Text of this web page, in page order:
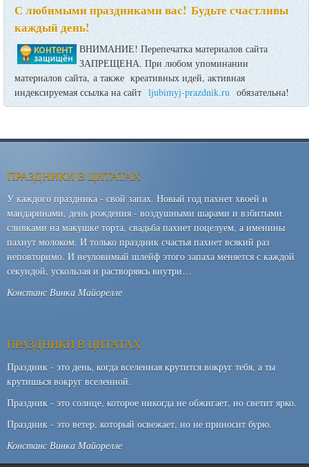
С любимыми праздниками вас! Будьте счастливы
каждый день!
ВНИМАНИЕ! Перепечатка материалов сайта
ЗАПРЕЩЕНА. При любом упоминании
материалов сайта, а также креативных идей, активная
индексируемая ссылка на сайт ljubimyj-prazdnik.ruобязательна!
ПРАЗДНИКИ В ЦИТАТАХ
У каждого праздника - свой запах. Новый год пахнет хвоей и
мандаринами, день рождения - воздушными шарами и взбитыми
сливками на макушке торта, свадьба пахнет поцелуем, а именины
пахнут молоком. И только праздник счастья пахнет всякий раз
неповторимо. И неуловимый шлейф этого запаха меняется с каждой
секундой, ускользая и растворяясь внутри…
Констанс Винка Майорелле
ПРАЗДНИКИ В ЦИТАТАХ
Праздник - это день, когда вселенная крутится вокруг тебя, а ты
крутишься вокруг вселенной.
Праздник - это солнце, которое никогда не обжигает, но светит ярко.
Праздник - это ветер, который освежает, но не приносит бурю.
Констанс Винка Майорелле